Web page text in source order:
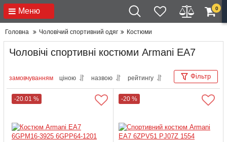
Меню 0
Головна Чоловічий спортивний одяг Костюми
Чоловічі спортивні костюми Armani EA7
замовчуванням ціною назвою рейтингу Фільтр
-20.01 % -20 %